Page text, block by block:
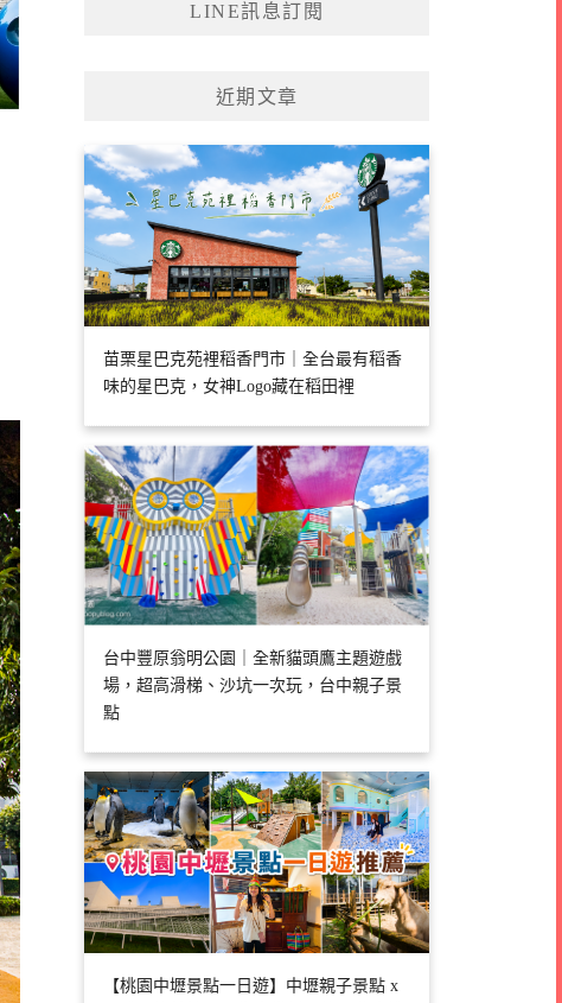
LINE訊息訂閱
近期文章
苗栗星巴克苑裡稻香門市｜全台最有稻香
味的星巴克，女神Logo藏在稻田裡
台中豐原翁明公園｜全新貓頭鷹主題遊戲
場，超高滑梯、沙坑一次玩，台中親子景
點
【桃園中壢景點一日遊】中壢親子景點 x